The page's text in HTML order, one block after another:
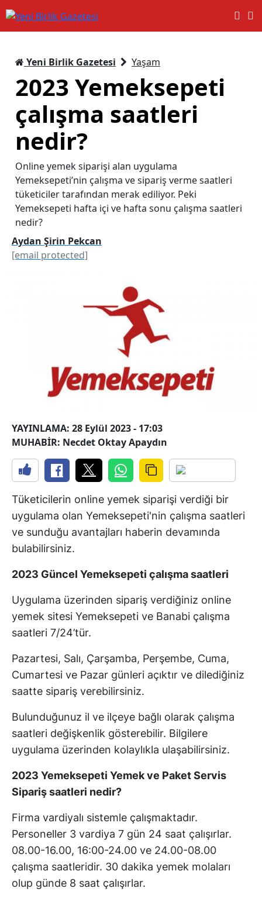
Yeni Birlik Gazetesi Yaşam
2023 Yemeksepeti
çalışma saatleri
nedir?
Online yemek siparişi alan uygulama
Yemeksepeti’nin çalışma ve sipariş verme saatleri
tüketiciler tarafından merak ediliyor. Peki
Yemeksepeti hafta içi ve hafta sonu çalışma saatleri
nedir?
Aydan Şirin Pekcan
[email protected]
YAYINLAMA: 28 Eylül 2023 - 17:03
MUHABİR: Necdet Oktay Apaydın
Tüketicilerin online yemek siparişi verdiği bir
uygulama olan Yemeksepeti'nin çalışma saatleri
ve sunduğu avantajları haberin devamında
bulabilirsiniz.
2023 Güncel Yemeksepeti çalışma saatleri
Uygulama üzerinden sipariş verdiğiniz online
yemek sitesi Yemeksepeti ve Banabi çalışma
saatleri 7/24’tür.
Pazartesi, Salı, Çarşamba, Perşembe, Cuma,
Cumartesi ve Pazar günleri açıktır ve dilediğiniz
saatte sipariş verebilirsiniz.
Bulunduğunuz il ve ilçeye bağlı olarak çalışma
saatleri değişkenlik gösterebilir. Bilgilere
uygulama üzerinden kolaylıkla ulaşabilirsiniz.
2023 Yemeksepeti Yemek ve Paket Servis
Sipariş saatleri nedir?
Firma vardiyalı sistemle çalışmaktadır.
Personeller 3 vardiya 7 gün 24 saat çalışırlar.
08.00-16.00, 16:00-24.00 ve 24.00-08.00
çalışma saatleridir. 30 dakika yemek molaları
olup günde 8 saat çalışırlar.